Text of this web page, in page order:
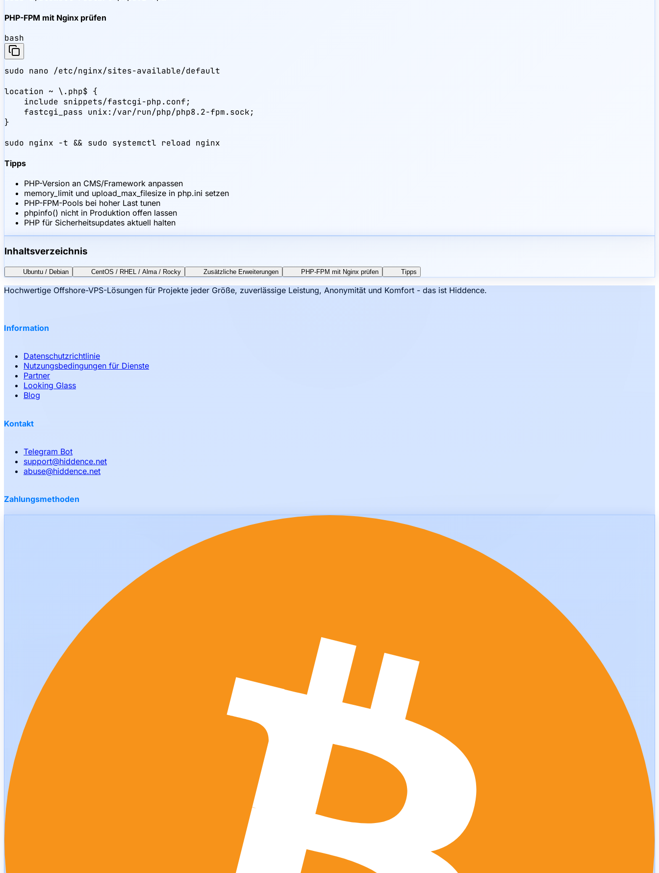
PHP-FPM mit Nginx prüfen
bash
sudo nano /etc/nginx/sites-available/default
location ~ \.php$ {
    include snippets/fastcgi-php.conf;
    fastcgi_pass unix:/var/run/php/php8.2-fpm.sock;
}
sudo nginx -t && sudo systemctl reload nginx
Tipps
PHP-Version an CMS/Framework anpassen
memory_limit und upload_max_filesize in php.ini setzen
PHP-FPM-Pools bei hoher Last tunen
phpinfo() nicht in Produktion offen lassen
PHP für Sicherheitsupdates aktuell halten
Inhaltsverzeichnis
Ubuntu / Debian CentOS / RHEL / Alma / Rocky Zusätzliche Erweiterungen PHP-FPM mit Nginx prüfen Tipps
Hochwertige Offshore-VPS-Lösungen für Projekte jeder Größe, zuverlässige Leistung, Anonymität und Komfort - das ist Hiddence.
Information
Datenschutzrichtlinie
Nutzungsbedingungen für Dienste
Partner
Looking Glass
Blog
Kontakt
Telegram Bot
support@hiddence.net
abuse@hiddence.net
Zahlungsmethoden